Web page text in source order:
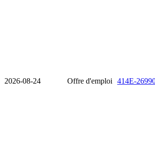
2026-08-24 Offre d'emploi 414E-